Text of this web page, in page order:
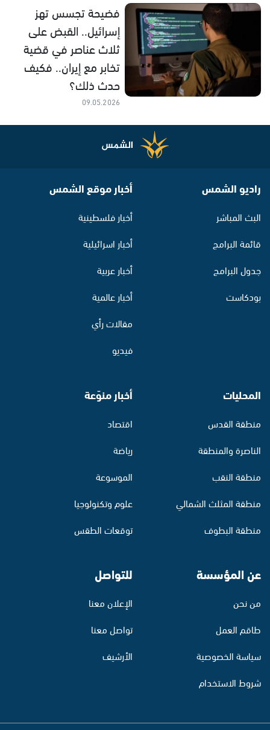
فضيحة تجسس تهز
إسرائيل.. القبض على
ثلاث عناصر في قضية
تخابر مع إيران.. فكيف
حدث ذلك؟
09.05.2026
راديو الشمس
البث المباشر
قائمة البرامج
جدول البرامج
بودكاست
أخبار موقع الشمس
أخبار فلسطينية
أخبار اسرائيلية
أخبار عربية
أخبار عالمية
مقالات رأي
فيديو
المحليات
منطقة القدس
الناصرة والمنطقة
منطقة النقب
منطقة المثلث الشمالي
منطقة البطوف
أخبار منوّعة
اقتصاد
رياضة
الموسوعة
علوم وتكنولوجيا
توقعات الطقس
عن المؤسسة
من نحن
طاقم العمل
سياسة الخصوصية
شروط الاستخدام
للتواصل
الإعلان معنا
تواصل معنا
الأرشيف